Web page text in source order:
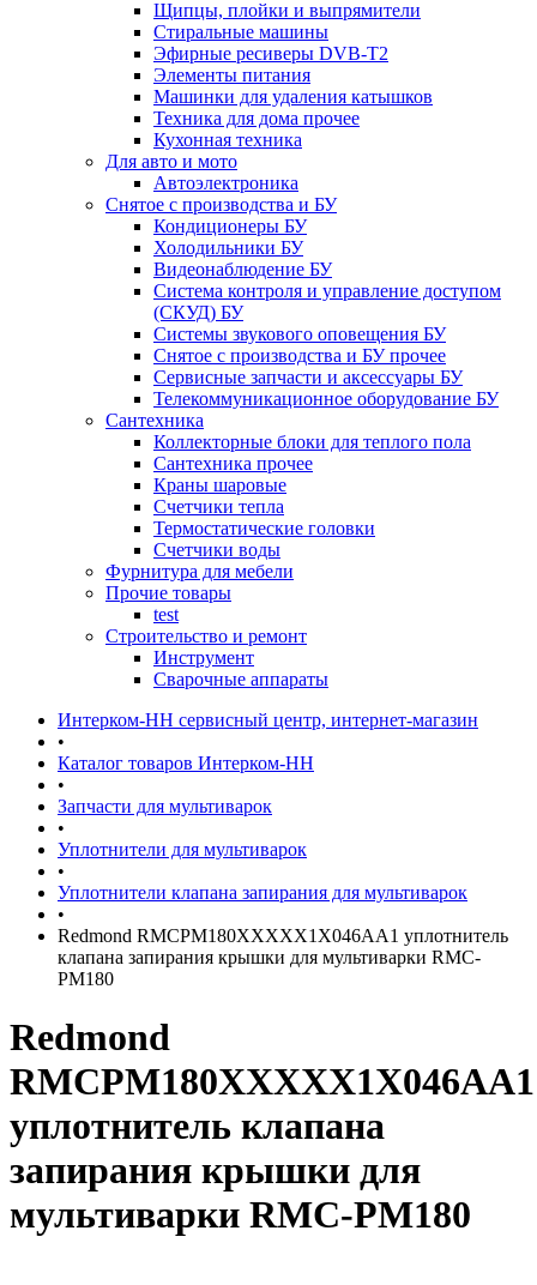
Щипцы, плойки и выпрямители
Стиральные машины
Эфирные ресиверы DVB-T2
Элементы питания
Машинки для удаления катышков
Техника для дома прочее
Кухонная техника
Для авто и мото
Автоэлектроника
Снятое с производства и БУ
Кондиционеры БУ
Холодильники БУ
Видеонаблюдение БУ
Система контроля и управление доступом
(СКУД) БУ
Системы звукового оповещения БУ
Снятое с производства и БУ прочее
Сервисные запчасти и аксессуары БУ
Телекоммуникационное оборудование БУ
Сантехника
Коллекторные блоки для теплого пола
Сантехника прочее
Краны шаровые
Счетчики тепла
Термоcтатические головки
Счетчики воды
Фурнитура для мебели
Прочие товары
test
Строительство и ремонт
Инструмент
Сварочные аппараты
Интерком-НН сервисный центр, интернет-магазин
•
Каталог товаров Интерком-НН
•
Запчасти для мультиварок
•
Уплотнители для мультиварок
•
Уплотнители клапана запирания для мультиварок
•
Redmond RMCPM180XXXXX1X046AA1 уплотнитель
клапана запирания крышки для мультиварки RMC-
PM180
Redmond
RMCPM180XXXXX1X046AA1
уплотнитель клапана
запирания крышки для
мультиварки RMC-PM180